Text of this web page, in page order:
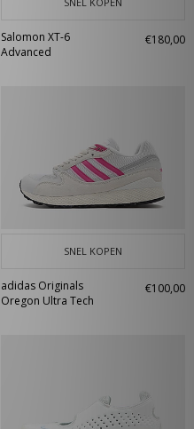
Salomon XT-6
Advanced
€180,00
SNEL KOPEN
adidas Originals
Oregon Ultra Tech
€100,00